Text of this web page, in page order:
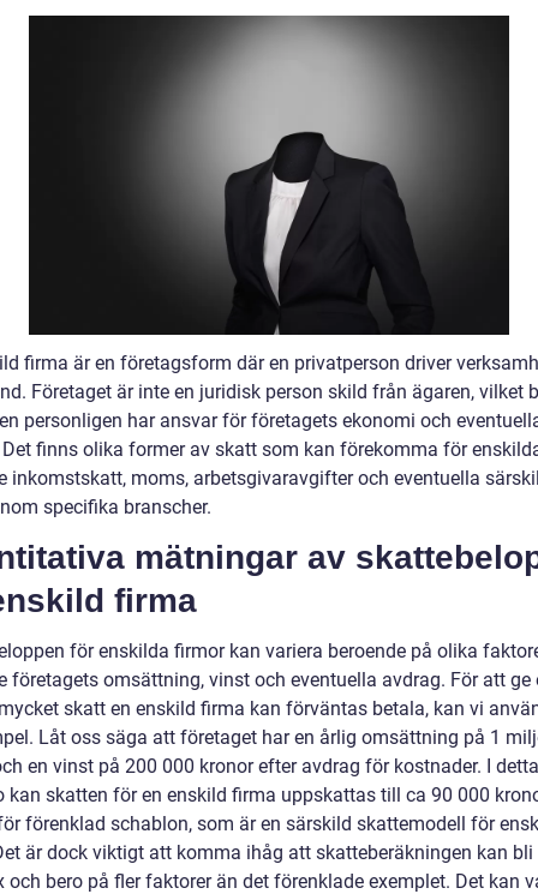
firma är en företagsform där en privatperson driver
Företaget är inte en juridisk person skild från ägaren, vilket
personligen har ansvar för företagets ekonomi och
Det finns olika former av skatt som kan förekomma för
inkomstskatt, moms, arbetsgivaravgifter och eventuella
specifika branscher.
mätningar av
firma
för enskilda firmor kan variera beroende på olika
företagets omsättning, vinst och eventuella avdrag. För att ge
skatt en enskild firma kan förväntas betala, kan vi
Låt oss säga att företaget har en årlig omsättning på 1
en vinst på 200 000 kronor efter avdrag för kostnader. I detta
kan skatten för en enskild firma uppskattas till ca 90 000
förenklad schablon, som är en särskild skattemodell för
är dock viktigt att komma ihåg att skatteberäkningen kan bli
och bero på fler faktorer än det förenklade exemplet. Det kan